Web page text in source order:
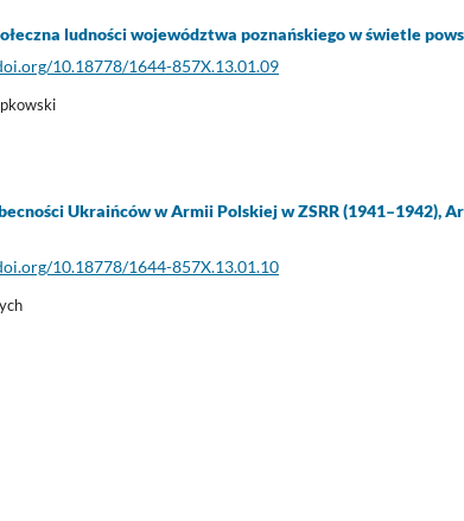
ludności województwa poznańskiego w świetle
10.18778/1644-857X.13.01.09
Ukraińców w Armii Polskiej w ZSRR (1941–1942),
10.18778/1644-857X.13.01.10